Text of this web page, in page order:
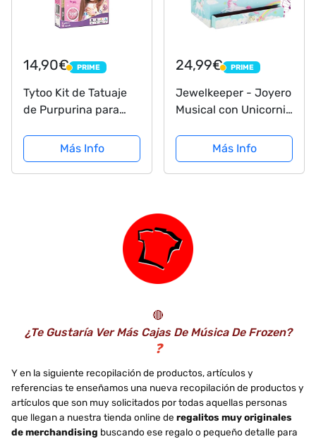
14,90€ PRIME
PRIME
Tytoo Kit de Tatuaje
de Purpurina para
Plantillas, Uso Seguro,
duración de 8-18 días
Más Info
24,99€ PRIME
PRIME
Jewelkeeper - Joyero
Musical con Unicornio
de un Cajón Extraíble
- Melodía The Unicorn
Más Info
🔴
¿Te Gustaría Ver Más Cajas De Música De Frozen?
❓
Y en la siguiente recopilación de productos, artículos y
referencias te enseñamos una nueva recopilación de productos y
artículos que son muy solicitados por todas aquellas personas
que llegan a nuestra tienda online de regalitos muy originales
de merchandising buscando ese regalo o pequeño detalle para